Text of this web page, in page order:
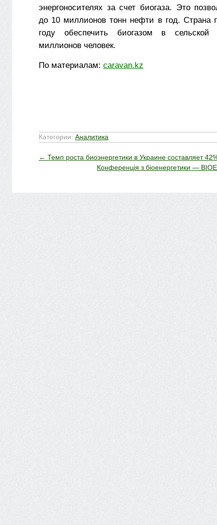
энергоносителях за счет биогаза. Это
до 10 миллионов тонн нефти в год. Страна
году обеспечить биогазом в сельской
миллионов человек.
По материалам: caravan.kz
Категории: Аналитика
← Темп роста биоэнергетики в Украине составляет
Конференція з біоенергетики —